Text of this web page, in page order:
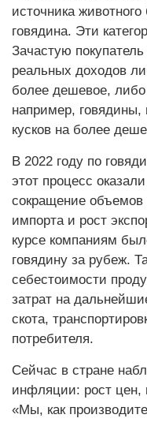
источника
говядина. Эти
Зачастую
реальных доходов
более дешевое, либо
например, говядины,
кусков на более
В 2022 году по
этот процесс
сокращение объемов
импорта и рост
курсе компаниям
говядину за рубеж.
себестоимости
затрат на
скота,
потребителя.
Сейчас в стране
инфляции: рост цен,
«Мы, как